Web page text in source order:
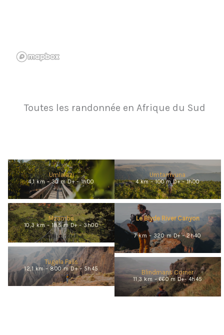
Toutes les randonnée en Afrique du Sud
Umlalazi
4,1 km – 30 m D+ – 1h00
Mzamba
10,3 km – 185 m D+ – 3h00
Tugela Falls
12,1 km – 800 m D+ – 5h45
Umtamvuna
4 km – 100 m D+ – 1h00
Le Blyde River Canyon
7 km – 320 m D+ – 2h40
Blindmans Corner
11,3 km – 660 m D+- 4h45